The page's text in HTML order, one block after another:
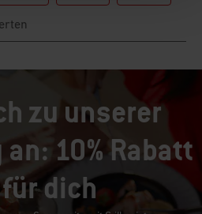
zu unserer
10% Rabatt
dich